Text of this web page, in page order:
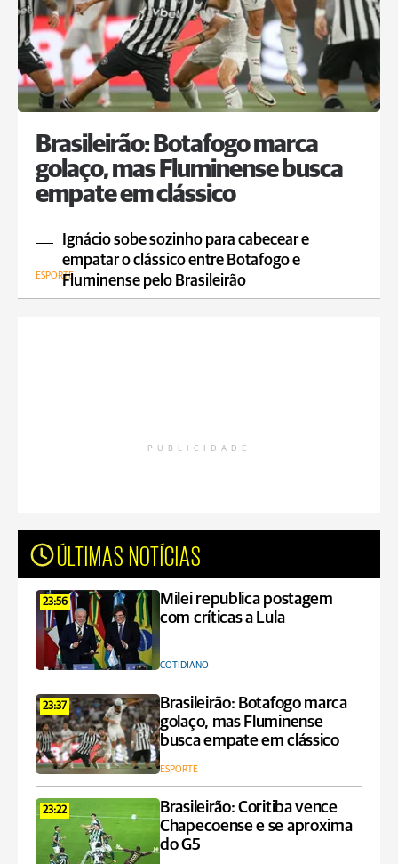
Brasileirão: Botafogo marca
golaço, mas Fluminense busca
empate em clássico
Ignácio sobe sozinho para cabecear e
empatar o clássico entre Botafogo e
Fluminense pelo Brasileirão
ESPORTE
PUBLICIDADE
ÚLTIMAS NOTÍCIAS
23:56
Milei republica postagem
com críticas a Lula
COTIDIANO
23:37
Brasileirão: Botafogo marca
golaço, mas Fluminense
busca empate em clássico
ESPORTE
23:22
Brasileirão: Coritiba vence
Chapecoense e se aproxima
do G5